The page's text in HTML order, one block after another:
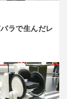
ラで生んだレ